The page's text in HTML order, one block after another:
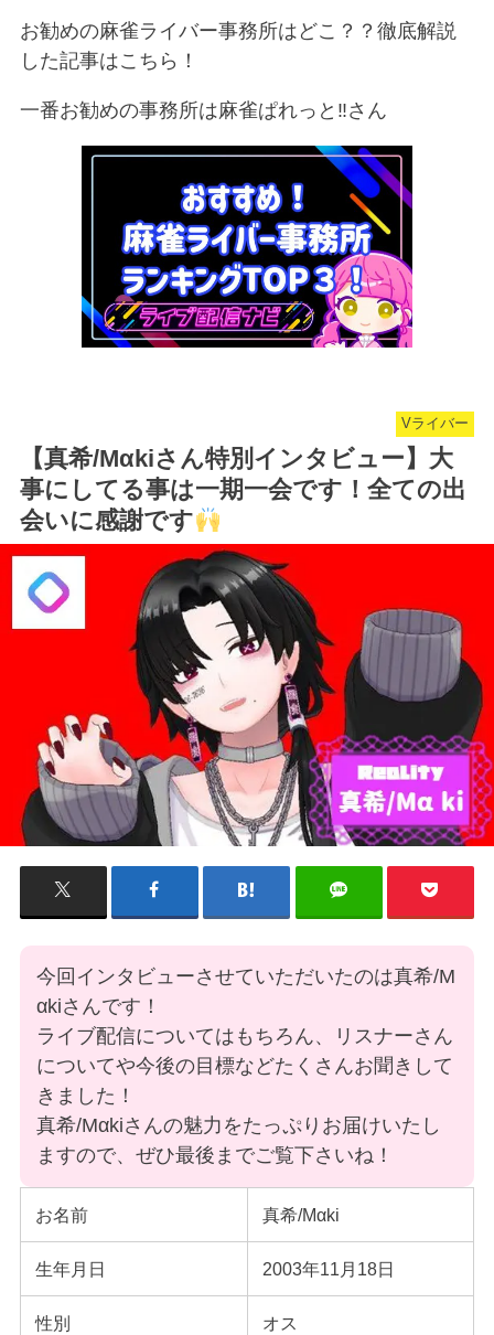
お勧めの麻雀ライバー事務所はどこ？？徹底解説
した記事はこちら！
一番お勧めの事務所は麻雀ぱれっと‼︎さん
Vライバー
【真希/Mαkiさん特別インタビュー】大
事にしてる事は一期一会です！全ての出
会いに感謝です
今回インタビューさせていただいたのは真希/M
αkiさんです！
ライブ配信についてはもちろん、リスナーさん
についてや今後の目標などたくさんお聞きして
きました！
真希/Mαkiさんの魅力をたっぷりお届けいたし
ますので、ぜひ最後までご覧下さいね！
お名前 真希/Mαki
生年月日 2003年11月18日
性別 オス